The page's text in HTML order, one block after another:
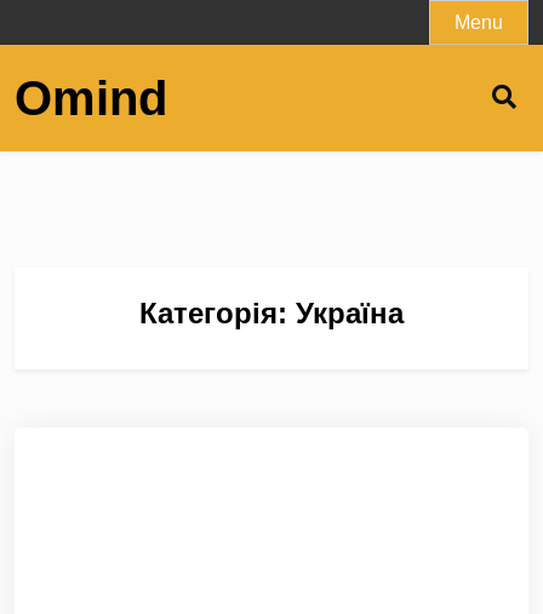
to
Menu
Omind
Категорія: Україна